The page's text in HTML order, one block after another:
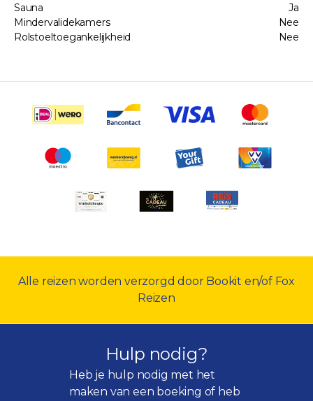
Sauna
Ja
Mindervalidekamers
Nee
Rolstoeltoegankelijkheid
Nee
Alle reizen worden verzorgd door Bookit en/of Fox
Reizen
Hulp nodig?
Heb je hulp nodig met het
maken van een boeking of heb